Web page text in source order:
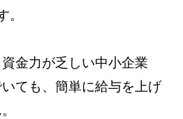
。
金力が乏しい中小企業
ても、簡単に給与を上げ